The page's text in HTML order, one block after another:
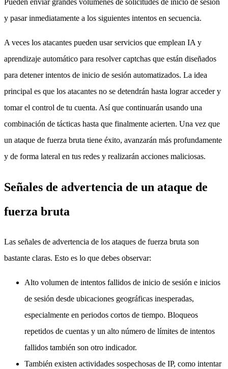
Pueden enviar grandes volúmenes de solicitudes de inicio de sesión
y pasar inmediatamente a los siguientes intentos en secuencia.
A veces los atacantes pueden usar servicios que emplean IA y
aprendizaje automático para resolver captchas que están diseñados
para detener intentos de inicio de sesión automatizados. La idea
principal es que los atacantes no se detendrán hasta lograr acceder y
tomar el control de tu cuenta. Así que continuarán usando una
combinación de tácticas hasta que finalmente acierten. Una vez que
un ataque de fuerza bruta tiene éxito, avanzarán más profundamente
y de forma lateral en tus redes y realizarán acciones maliciosas.
Señales de advertencia de un ataque de
fuerza bruta
Las señales de advertencia de los ataques de fuerza bruta son
bastante claras. Esto es lo que debes observar:
Alto volumen de intentos fallidos de inicio de sesión e inicios
de sesión desde ubicaciones geográficas inesperadas,
especialmente en periodos cortos de tiempo. Bloqueos
repetidos de cuentas y un alto número de límites de intentos
fallidos también son otro indicador.
También existen actividades sospechosas de IP, como intentar